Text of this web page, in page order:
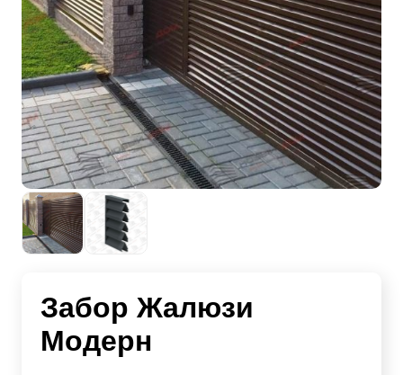
Забор Жалюзи
Модерн